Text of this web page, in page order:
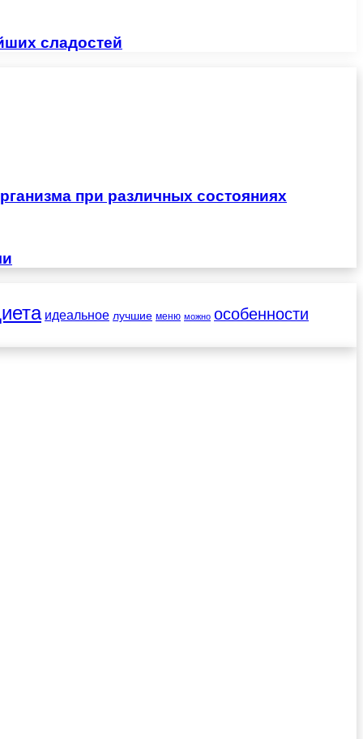
сладостей
при различных состояниях
идеальное лучшие меню можно особенности